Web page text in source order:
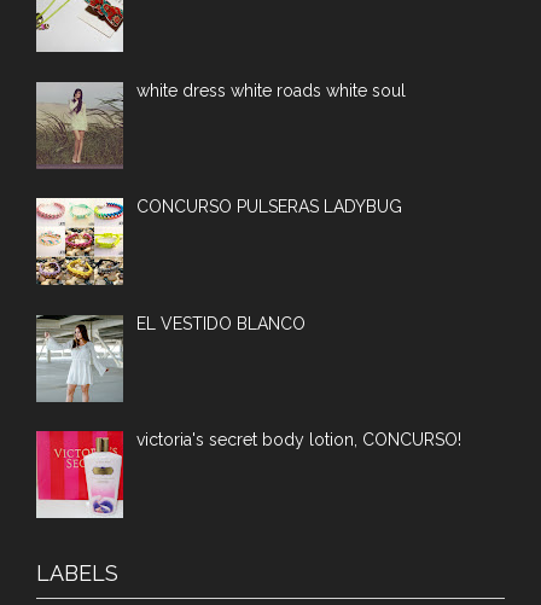
white dress white roads white soul
CONCURSO PULSERAS LADYBUG
EL VESTIDO BLANCO
victoria's secret body lotion, CONCURSO!
LABELS